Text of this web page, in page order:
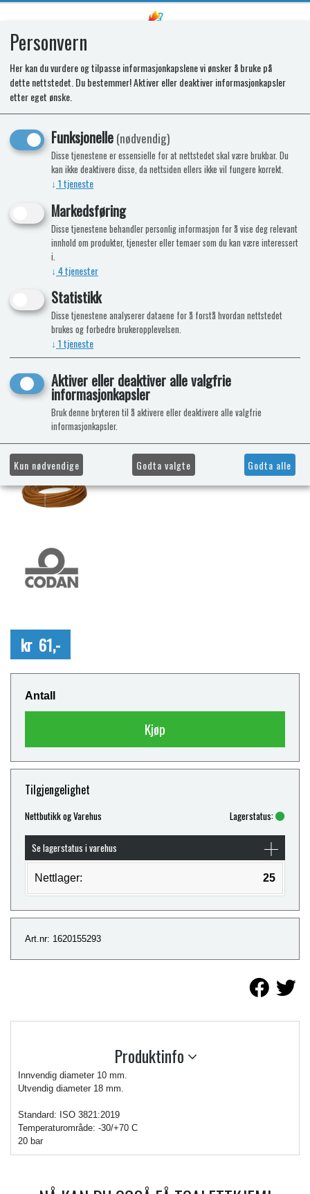
Gasslange 10mm 2026-merket
EN ISO3821:2019
kr 61,-
Antall
Kjøp
Tilgjengelighet
Nettbutikk og Varehus Lagerstatus:
Se lagerstatus i varehus
Nettlager: 25
Art.nr: 1620155293
Produktinfo
Innvendig diameter 10 mm.
Utvendig diameter 18 mm.
Standard: ISO 3821:2019
Temperaturområde: -30/+70 C
20 bar
Personvern
Her kan du vurdere og tilpasse informasjonkapslene vi ønsker å bruke på
dette nettstedet. Du bestemmer! Aktiver eller deaktiver informasjonkapsler
etter eget ønske.
Funksjonelle(nødvendig)
Disse tjenestene er essensielle for at nettstedet skal være brukbar. Du
kan ikke deaktivere disse, da nettsiden ellers ikke vil fungere korrekt.
↓ 1tjeneste
Markedsføring
Disse tjenestene behandler personlig informasjon for å vise deg relevant
innhold om produkter, tjenester eller temaer som du kan være interessert
i.
↓ 4tjenester
Statistikk
Disse tjenestene analyserer dataene for å forstå hvordan nettstedet
brukes og forbedre brukeropplevelsen.
↓ 1tjeneste
Aktiver eller deaktiver alle valgfrie
informasjonkapsler
Bruk denne bryteren til å aktivere eller deaktivere alle valgfrie
informasjonkapsler.
Kun nødvendige Godta valgte Godta alle